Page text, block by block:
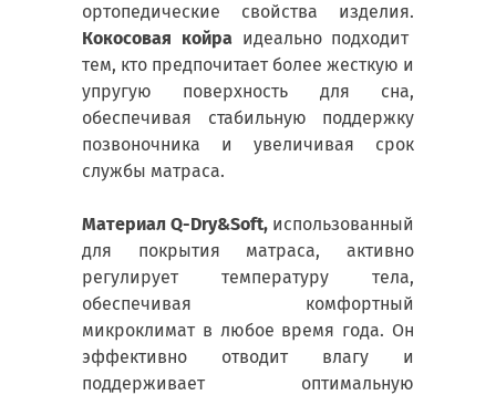
ортопедические свойства изделия.
Кокосовая койраидеально подходит
тем, кто предпочитает более жесткую и
упругую поверхность для сна,
обеспечивая стабильную поддержку
позвоночника и увеличивая срок
службы матраса.
Материал Q-Dry&Soft, использованный
для покрытия матраса, активно
регулирует температуру тела,
обеспечивая комфортный
микроклимат в любое время года. Он
эффективно отводит влагу и
поддерживает оптимальную